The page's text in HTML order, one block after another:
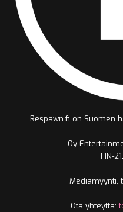
Respawn.fi on Suomen
Oy
FIN-
Mediamyynti,
Ota yhteyttä: